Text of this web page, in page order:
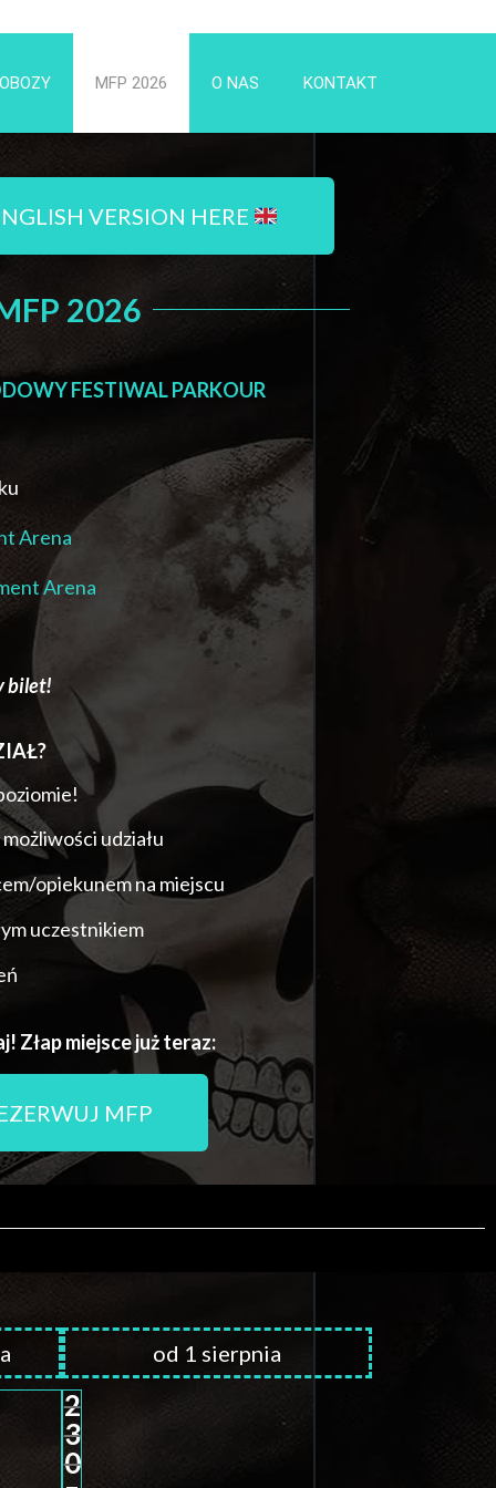
OBOZY MFP 2026 O NAS KONTAKT
VERSION HERE
2026
FESTIWAL PARKOUR
Arena
Arena
bilet!
udziału
opiekunem na miejscu
uczestnikiem
Złap miejsce już teraz:
MFP
od 1 sierpnia
2
3
0